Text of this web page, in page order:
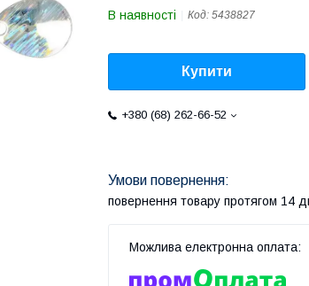
В наявності Код: 5438827
Купити
+380 (68) 262-66-52
повернення товару протягом 14